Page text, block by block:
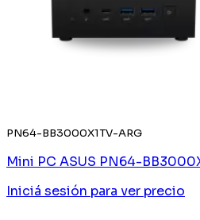
PN64-BB3000X1TV-ARG
Mini PC ASUS PN64-
Iniciá sesión para ver precio